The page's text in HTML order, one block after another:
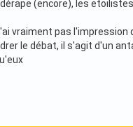
(encore), les
vraiment pas
le débat, il s'agit d'un